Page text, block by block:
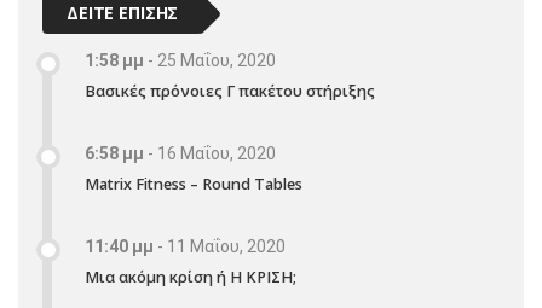
ΔΕΙΤΕ ΕΠΙΣΗΣ
1:58 μμ - 25 Μαΐου, 2020
Βασικές πρόνοιες Γ πακέτου στήριξης
6:58 μμ - 16 Μαΐου, 2020
Matrix Fitness – Round Tables
11:40 μμ - 11 Μαΐου, 2020
Μια ακόμη κρίση ή Η ΚΡΙΣΗ;